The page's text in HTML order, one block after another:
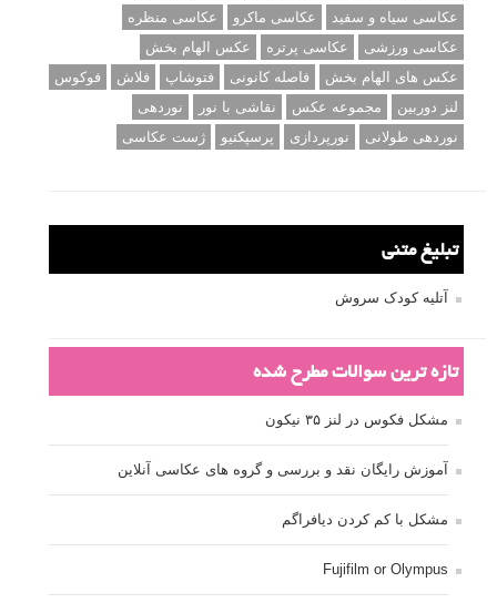
عکاسی سیاه و سفید
عکاسی ماکرو
عکاسی منظره
عکاسی ورزشی
عکاسی پرتره
عکس الهام بخش
عکس های الهام بخش
فاصله کانونی فتوشاپ فلاش
فوکوس
لنز دوربین
مجموعه عکس نقاشی با نور
نوردهی
نوردهی طولانی
نورپردازی پرسپکتیو ژست عکاسی
تبلیغ متنی
آتلیه کودک سروش
تازه ترین سوالات مطرح شده
مشکل فکوس در لنز ۳۵ نیکون
آموزش رایگان نقد و بررسی و گروه های عکاسی آنلاین
مشکل با کم کردن دیافراگم
Fujifilm or Olympus